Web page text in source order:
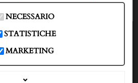
DI DECESSO
3593150
SIAMO
NECESSARIO
STATISTICHE
MARKETING